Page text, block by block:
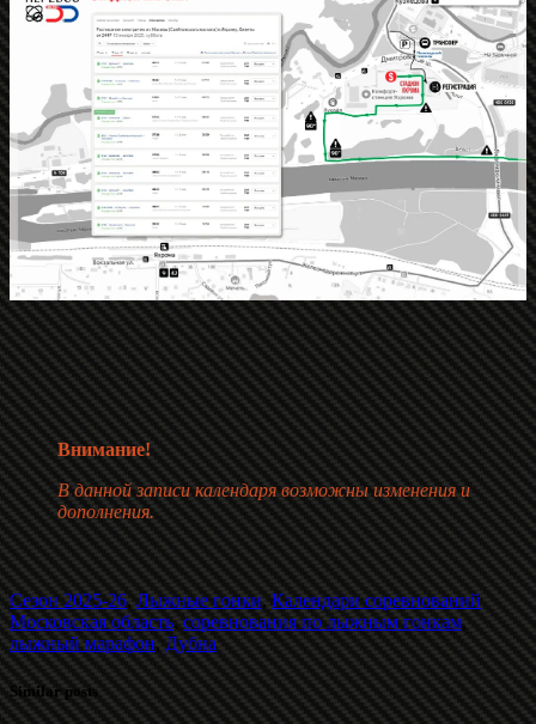
Внимание!
В данной записи календаря возможны изменения и
дополнения.
Сезон 2025-26,Лыжные гонки,Календари соревнований
Московская область,соревнования по лыжным гонкам,
лыжный марафон,Дубна
Similar posts